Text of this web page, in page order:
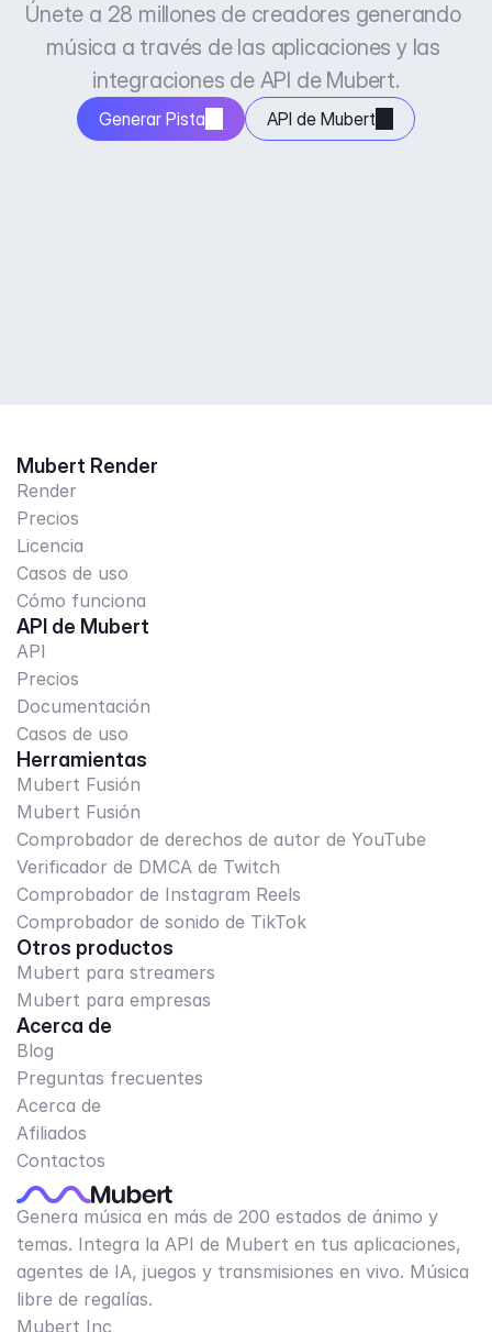
Únete a 28 millones de creadores generando
música a través de las aplicaciones y las
integraciones de API de Mubert.
Generar Pista API de Mubert
Mubert Render
Render
Precios
Licencia
Casos de uso
Cómo funciona
API de Mubert
API
Precios
Documentación
Casos de uso
Herramientas
Mubert Fusión
Mubert Fusión
Comprobador de derechos de autor de YouTube
Verificador de DMCA de Twitch
Comprobador de Instagram Reels
Comprobador de sonido de TikTok
Otros productos
Mubert para streamers
Mubert para empresas
Acerca de
Blog
Preguntas frecuentes
Acerca de
Afiliados
Contactos
Genera música en más de 200 estados de ánimo y
temas. Integra la API de Mubert en tus aplicaciones,
agentes de IA, juegos y transmisiones en vivo. Música
libre de regalías.
Mubert Inc